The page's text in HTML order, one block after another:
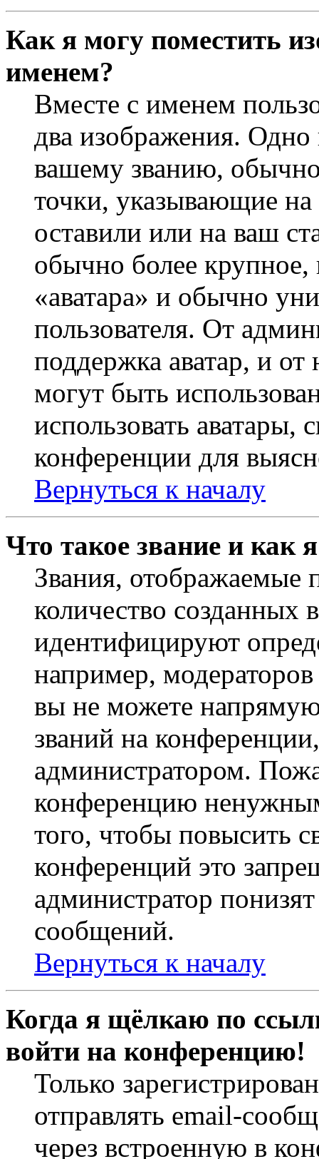
Как я могу поместить
именем?
Вместе с именем
два изображения.
вашему званию, обычно
точки, указывающие
оставили или на ваш
обычно более крупное,
«аватара» и обычно
пользователя. От
поддержка аватар, и от
могут быть
использовать аватары,
конференции для
Вернуться к началу
Что такое звание и как
Звания,
количество
идентифицируют
например,
вы не можете
званий на
администратором.
конференцию
того, чтобы повысить
конференций это
администратор
сообщений.
Вернуться к началу
Когда я щёлкаю по
войти на конференцию!
Только
отправлять email-
через встроенную в